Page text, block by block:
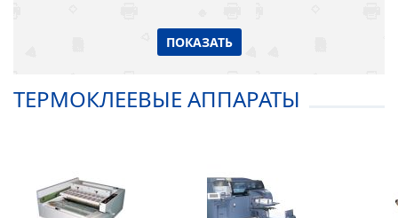
ПОКАЗАТЬ
ТЕРМОКЛЕЕВЫЕ АППАРАТЫ